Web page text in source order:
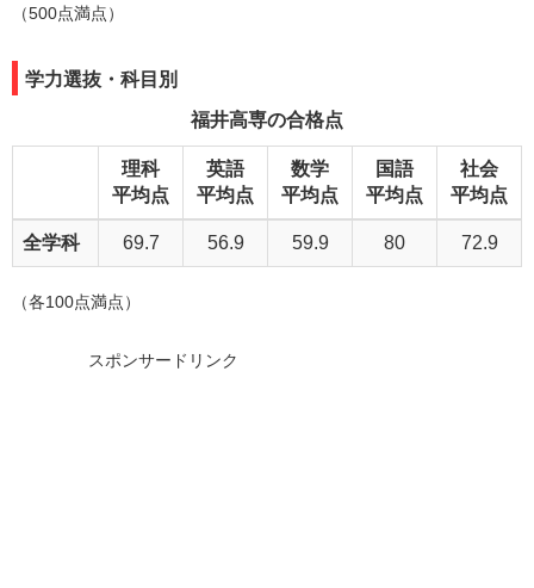
（500点満点）
学力選抜・科目別
福井高専の合格点
理科
平均点
英語
平均点
数学
平均点
国語
平均点
社会
平均点
全学科 69.7 56.9 59.9 80 72.9
（各100点満点）
スポンサードリンク